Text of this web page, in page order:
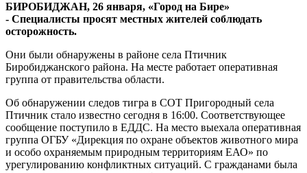
БИРОБИДЖАН, 26 января, «Город на Бире»
- Специалисты просят местных жителей соблюдать
осторожность.
Они были обнаружены в районе села Птичник
Биробиджанского района. На месте работает оперативная
группа от правительства области.
Об обнаружении следов тигра в СОТ Пригородный села
Птичник стало известно сегодня в 16:00. Соответствующее
сообщение поступило в ЕДДС. На место выехала оперативная
группа ОГБУ «Дирекция по охране объектов животного мира
и особо охраняемым природным территориям ЕАО» по
урегулированию конфликтных ситуаций. С гражданами была